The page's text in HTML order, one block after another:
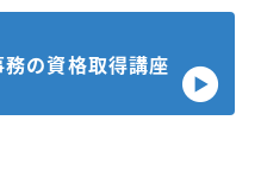
の資格取得講座